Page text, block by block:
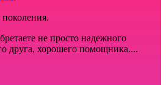
не просто надежного
друга, хорошего помощника....